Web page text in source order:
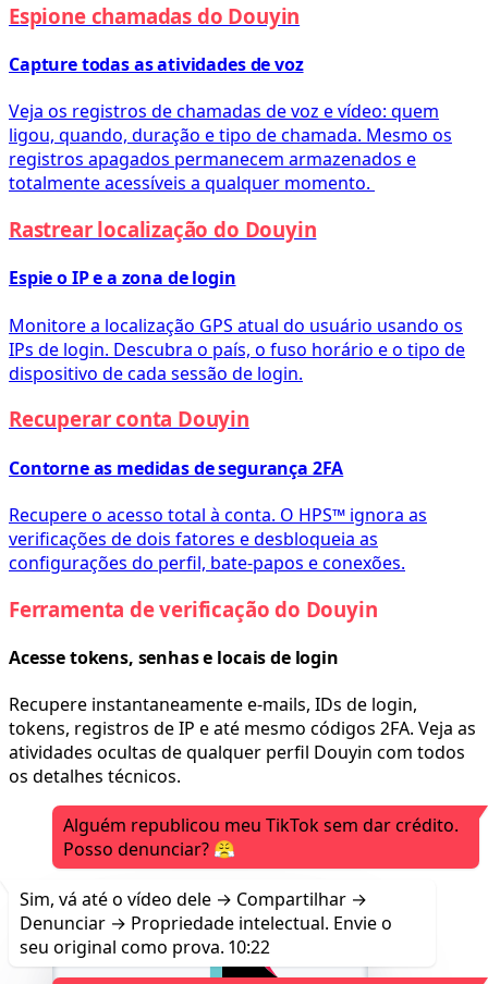
Espione chamadas do Douyin
Capture todas as atividades de voz
Veja os registros de chamadas de voz e vídeo: quem
ligou, quando, duração e tipo de chamada. Mesmo os
registros apagados permanecem armazenados e
totalmente acessíveis a qualquer momento.
Rastrear localização do Douyin
Espie o IP e a zona de login
Monitore a localização GPS atual do usuário usando os
IPs de login. Descubra o país, o fuso horário e o tipo de
dispositivo de cada sessão de login.
Recuperar conta Douyin
Contorne as medidas de segurança 2FA
Recupere o acesso total à conta. O HPS™ ignora as
verificações de dois fatores e desbloqueia as
configurações do perfil, bate-papos e conexões.
Ferramenta de verificação do Douyin
Acesse tokens, senhas e locais de login
Recupere instantaneamente e-mails, IDs de login,
tokens, registros de IP e até mesmo códigos 2FA. Veja as
atividades ocultas de qualquer perfil Douyin com todos
os detalhes técnicos.
Alguém republicou meu TikTok sem dar crédito.
Posso denunciar? 😤
Sim, vá até o vídeo dele → Compartilhar →
Denunciar → Propriedade intelectual. Envie o
seu original como prova. 10:22